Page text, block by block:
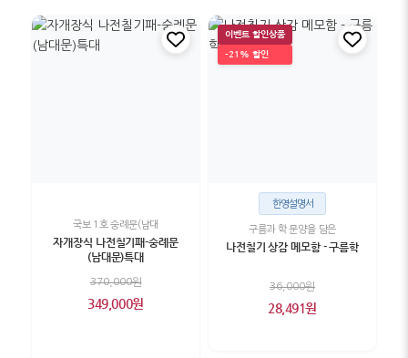
국보 1호 숭례문(남대
자개장식 나전칠기패-숭례문
(남대문)특대
370,000원
349,000원
이벤트 할인상품
-21% 할인
한영설명서
구름과 학 문양을 담은
나전칠기 상감 메모함 - 구름학
36,000원
28,491원